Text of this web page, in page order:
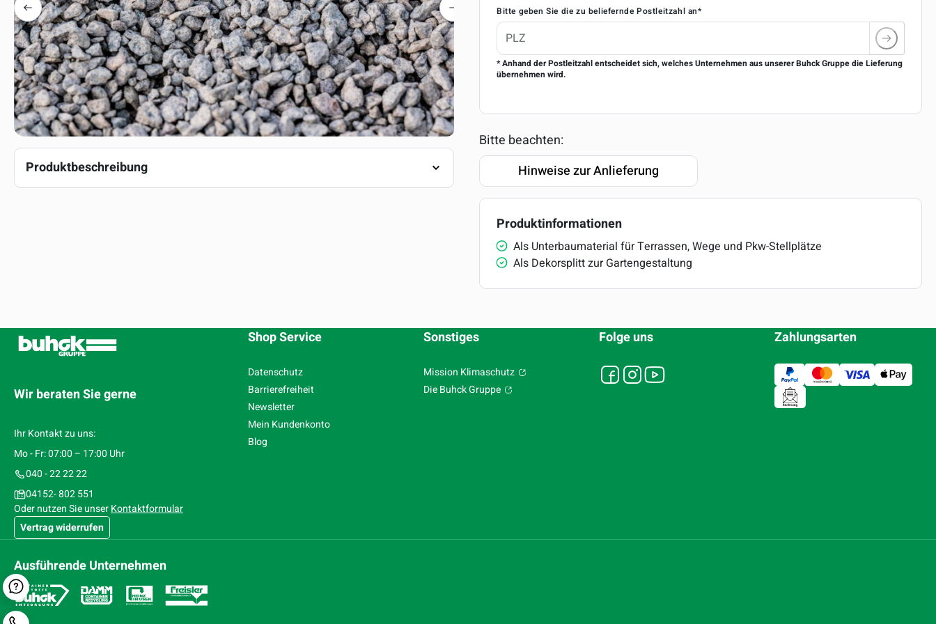
Kontaktformular
Produktbeschreibung
Bitte geben Sie die zu beliefernde Postleitzahl an*
* Anhand der Postleitzahl entscheidet sich, welches Unternehmen aus unserer Buhck Gruppe die Lieferung
übernehmen wird.
Bitte beachten:
Hinweise zur Anlieferung
Produktinformationen
Als Unterbaumaterial für Terrassen, Wege und Pkw-Stellplätze
Als Dekorsplitt zur Gartengestaltung
Wir beraten Sie gerne
Ihr Kontakt zu uns:
Mo - Fr: 07:00 – 17:00 Uhr
040 - 22 22 22
04152- 802 551
Oder nutzen Sie unserKontaktformular
Vertrag widerrufen
Shop Service
Datenschutz
Barrierefreiheit
Newsletter
Mein Kundenkonto
Blog
Sonstiges
Mission Klimaschutz
Die Buhck Gruppe
Folge uns Zahlungsarten
Ausführende Unternehmen